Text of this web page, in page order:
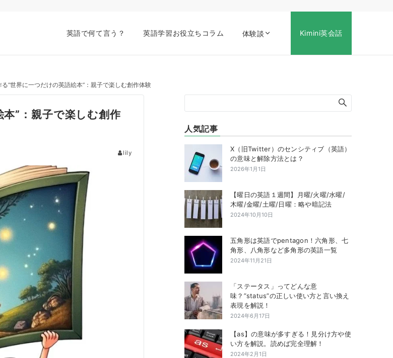
英語で何て言う？ 英語学習お役立ちコラム 体験談 Kimini英会話
る”世界に一つだけの英語絵本”：親子で楽しむ創作体験
”：親子で楽しむ創作
lily
人気記事
X（旧Twitter）のセンシティブ（英語）
の意味と解除方法とは？
2026年1月1日
【曜日の英語１週間】月曜/火曜/水曜/
木曜/金曜/土曜/日曜：略や暗記法
2024年10月10日
五角形は英語でpentagon！六角形、七
角形、八角形など多角形の英語一覧
2024年11月21日
「ステータス」ってどんな意
味？”status”の正しい使い方と言い換え
表現を解説！
2024年6月17日
【as】の意味が多すぎる！見分け方や使
い方を解説。読めば完全理解！
2024年2月1日